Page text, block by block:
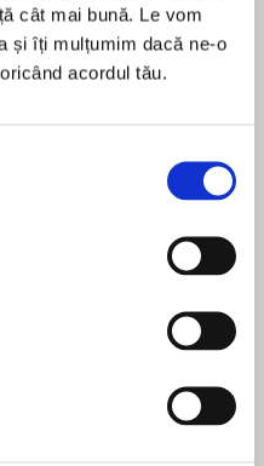
cât mai bună. Le vom
și îți mulțumim dacă ne-o
acordul tău.
mystery from
A For Aunties
a mystery brewing…
Detective?
recenzii